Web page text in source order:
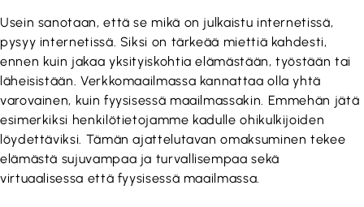
Usein sanotaan, että se mikä on julkaistu internetissä,
pysyy internetissä. Siksi on tärkeää miettiä kahdesti,
ennen kuin jakaa yksityiskohtia elämästään, työstään tai
läheisistään. Verkkomaailmassa kannattaa olla yhtä
varovainen, kuin fyysisessä maailmassakin. Emmehän jätä
esimerkiksi henkilötietojamme kadulle ohikulkijoiden
löydettäviksi. Tämän ajattelutavan omaksuminen tekee
elämästä sujuvampaa ja turvallisempaa sekä
virtuaalisessa että fyysisessä maailmassa.